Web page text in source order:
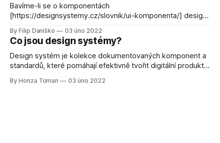
Bavíme-li se o komponentách
[https://designsystemy.cz/slovnik/ui-komponenta/] design
system/], napadnou vás asi převážně prvky jako tlačítka,
ikony a podobné. Design systémy však vývojářům mohou
nabídnout mnohem více. Podívejme se spolu na rychlý
přehled možných komponent, které ovlivňují layout a
By Filip Daniško 03 úno 2022
Co jsou design systémy?
Design systém je kolekce dokumentovaných komponent a
standardů, které pomáhají efektivně tvořit digitální produkty.
zaměřující se převážně na spolupráci mezi designéry a
By Honza Toman 03 úno 2022